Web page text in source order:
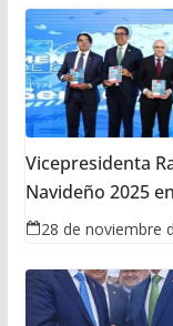
Vicepresidenta
Navideño 2025
Oncología en
28 de noviembre